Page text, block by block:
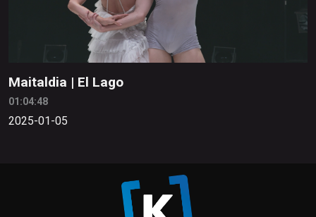
Maitaldia | El Lago
01:04:48
2025-01-05